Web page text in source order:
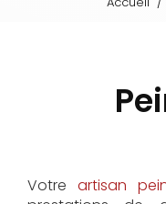
Votre artisan